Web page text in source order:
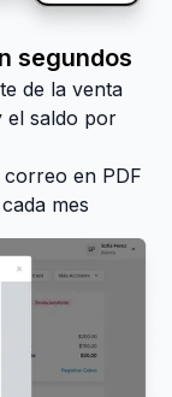
segundos
de la venta
el saldo por
en PDF
mes